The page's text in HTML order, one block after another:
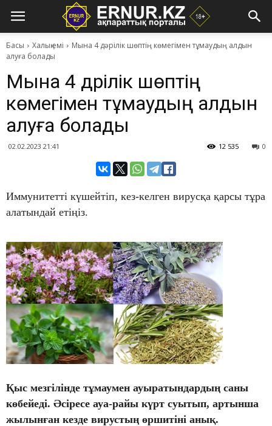
Басы Халық емі
Мына 4 дәрілік шөптің көмегімен тұмаудың алдын
алуға болады
Мына 4 дәрілік шөптің
көмегімен тұмаудың алдын
алуға болады
02.02.2023 21:41 0
12 535
Иммунитетті күшейтіп, кез-келген вирусқа қарсы тұра
алатындай етіңіз.
Қыс мезгілінде тұмаумен ауыратындардың саны
көбейеді. Әсіресе ауа-райы күрт суытып, артынша
жылынған кезде вирустың өршитіні анық.